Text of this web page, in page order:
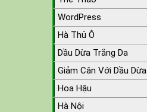
WordPress
Hà Thủ Ô
Dầu Dừa Trắng Da
Giảm Cân Với Dầu Dừa
Hoa Hậu
Hà Nội